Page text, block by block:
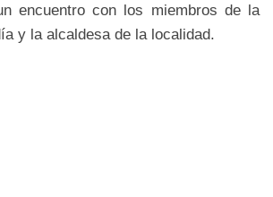
encuentro con los miembros de la
y la alcaldesa de la localidad.